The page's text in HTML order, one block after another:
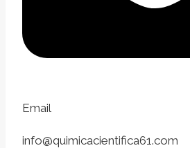
Email
info@quimicacientifica61.com